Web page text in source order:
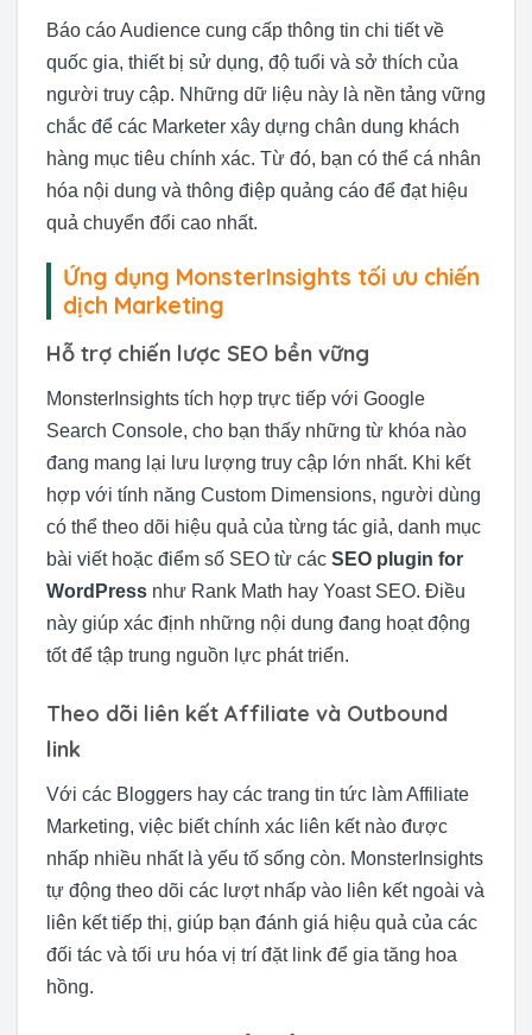
Báo cáo Audience cung cấp thông tin chi tiết về
quốc gia, thiết bị sử dụng, độ tuổi và sở thích của
người truy cập. Những dữ liệu này là nền tảng vững
chắc để các Marketer xây dựng chân dung khách
hàng mục tiêu chính xác. Từ đó, bạn có thể cá nhân
hóa nội dung và thông điệp quảng cáo để đạt hiệu
quả chuyển đổi cao nhất.
Ứng dụng MonsterInsights tối ưu chiến
dịch Marketing
Hỗ trợ chiến lược SEO bền vững
MonsterInsights tích hợp trực tiếp với Google
Search Console, cho bạn thấy những từ khóa nào
đang mang lại lưu lượng truy cập lớn nhất. Khi kết
hợp với tính năng Custom Dimensions, người dùng
có thể theo dõi hiệu quả của từng tác giả, danh mục
bài viết hoặc điểm số SEO từ các SEO plugin for
WordPress như Rank Math hay Yoast SEO. Điều
này giúp xác định những nội dung đang hoạt động
tốt để tập trung nguồn lực phát triển.
Theo dõi liên kết Affiliate và Outbound
link
Với các Bloggers hay các trang tin tức làm Affiliate
Marketing, việc biết chính xác liên kết nào được
nhấp nhiều nhất là yếu tố sống còn. MonsterInsights
tự động theo dõi các lượt nhấp vào liên kết ngoài và
liên kết tiếp thị, giúp bạn đánh giá hiệu quả của các
đối tác và tối ưu hóa vị trí đặt link để gia tăng hoa
hồng.